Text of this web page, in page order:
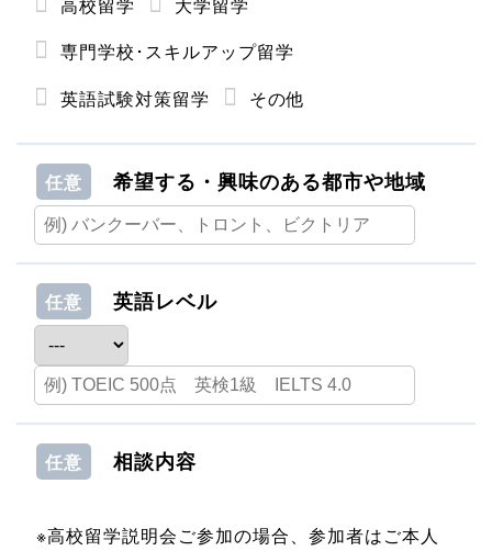
専門学校･スキルアップ留学
英語試験対策留学
その他
任意 希望する・興味のある都市や地域
任意 英語レベル
任意 相談内容
※高校留学説明会ご参加の場合、参加者はご本人